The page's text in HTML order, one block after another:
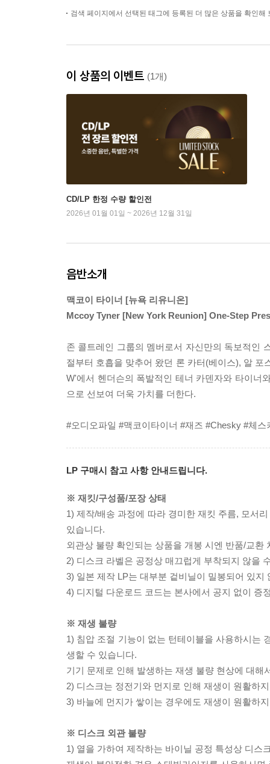
검색 페이지에서 선택된 태그에 등록된 더 많은 상품을 확인해
이 상품의 이벤트 (1개)
CD/LP 한정 수량 할인전
2026년 01월 01일 ~ 2026년 12월 31일
음반소개
맥코이 타이너 [뉴욕 리유니온]
Mccoy Tyner [New York Reunion] One-Step
존 콜트레인 그룹의 멤버로서 자신만의 독보적인
절부터 호흡을 맞추어 왔던 론 카터(베이스), 알 포
W'에서 헨더슨의 폭발적인 테너 카덴자와 타이너
으로 선보여 더욱 가치를 더한다.
#오디오파일 #맥코이타이너 #재즈 #Chesky #체
LP 구매시 참고 사항 안내드립니다.
※ 재킷/구성품/포장 상태
1) 제작/배송 과정에 따라 경미한 재킷 주름, 모서
있습니다.
외관상 불량 확인되는 상품을 개봉 시엔 반품/교환
2) 디스크 라벨은 공정상 매끄럽게 부착되지 않을
3) 일본 제작 LP는 대부분 겉비닐이 밀봉되어 있지
4) 디지털 다운로드 코드는 본사에서 공지 없이 증
※ 재생 불량
1) 침압 조절 기능이 없는 턴테이블을 사용하시는
생할 수 있습니다.
기기 문제로 인해 발생하는 재생 불량 현상에 대
2) 디스크는 정전기와 먼지로 인해 재생이 원활하
3) 바늘에 먼지가 쌓이는 경우에도 재생이 원활하
※ 디스크 외관 불량
1) 열을 가하여 제작하는 바이닐 공정 특성상 디스